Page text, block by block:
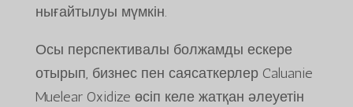
нығайтылуы мүмкін.
Осы перспективалы болжамды ескере
отырып, бизнес пен саясаткерлер Caluanie
Muelear Oxidize өсіп келе жатқан әлеуетін